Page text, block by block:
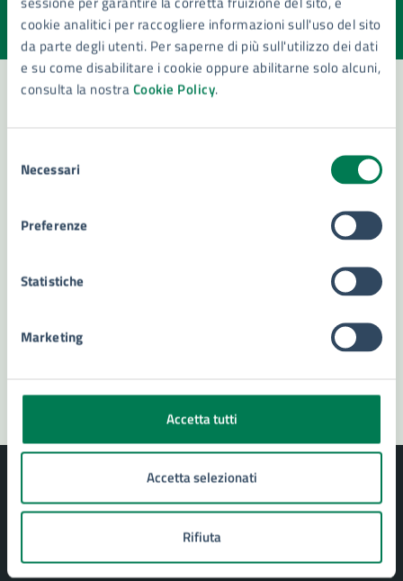
cookie analitici per raccogliere informazioni sull'uso del sito
da parte degli utenti. Per saperne di più sull'utilizzo dei dati
e su come disabilitare i cookie oppure abilitarne solo alcuni,
consulta la nostraCookie Policy.
delNecessari
Preferenze
Statistiche
Marketing
Accetta tutti
Accetta selezionati
Rifiuta
Valuta la chiarezza delle informazioni (da 1 a 5 stelle)
Seleziona il numero di stelle per valutare la chiarezza delle
Valuta 5 stelle su 5
Valuta 4 stelle su 5
Valuta 3 stelle su 5
Valuta 2 stelle su 5
Valuta 1 stelle su 5
Leggi le domande frequenti
Prenota appuntamento
Problemi in città